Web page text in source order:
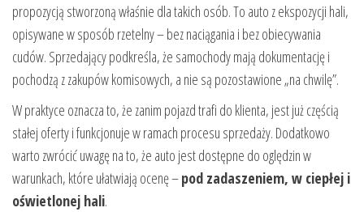
propozycją stworzoną właśnie dla takich osób. To auto z ekspozycji hali,
opisywane w sposób rzetelny – bez naciągania i bez obiecywania
cudów. Sprzedający podkreśla, że samochody mają dokumentację i
pochodzą z zakupów komisowych, a nie są pozostawione „na chwilę”.
W praktyce oznacza to, że zanim pojazd trafi do klienta, jest już częścią
stałej oferty i funkcjonuje w ramach procesu sprzedaży. Dodatkowo
warto zwrócić uwagę na to, że auto jest dostępne do oględzin w
warunkach, które ułatwiają ocenę –pod zadaszeniem, w ciepłej i
oświetlonej hali.